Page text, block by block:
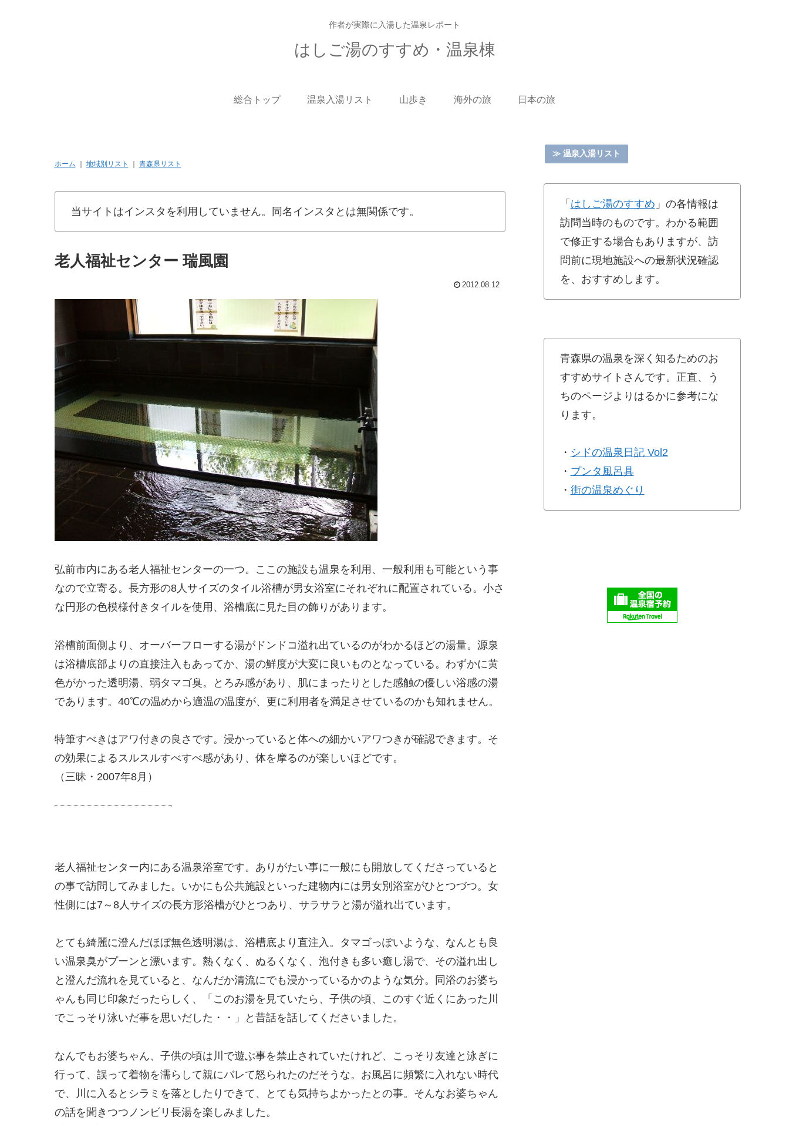
作者が実際に入湯した温泉レポート
はしご湯のすすめ・温泉棟
総合トップ 温泉入湯リスト 山歩き 海外の旅 日本の旅
ホーム 地域別リスト 青森県リスト
当サイトはインスタを利用していません。同名インスタとは無関係です。
老人福祉センター 瑞風園
2012.08.12
弘前市内にある老人福祉センターの一つ。ここの施設も温泉を利用、一般利用も可能という事
なので立寄る。長方形の8人サイズのタイル浴槽が男女浴室にそれぞれに配置されている。小さ
な円形の色模様付きタイルを使用、浴槽底に見た目の飾りがあります。
浴槽前面側より、オーバーフローする湯がドンドコ溢れ出ているのがわかるほどの湯量。源泉
は浴槽底部よりの直接注入もあってか、湯の鮮度が大変に良いものとなっている。わずかに黄
色がかった透明湯、弱タマゴ臭。とろみ感があり、肌にまったりとした感触の優しい浴感の湯
であります。40℃の温めから適温の温度が、更に利用者を満足させているのかも知れません。
特筆すべきはアワ付きの良さです。浸かっていると体への細かいアワつきが確認できます。そ
の効果によるスルスルすべすべ感があり、体を摩るのが楽しいほどです。
（三昧・2007年8月）
老人福祉センター内にある温泉浴室です。ありがたい事に一般にも開放してくださっていると
の事で訪問してみました。いかにも公共施設といった建物内には男女別浴室がひとつづつ。女
性側には7～8人サイズの長方形浴槽がひとつあり、サラサラと湯が溢れ出ています。
とても綺麗に澄んだほぼ無色透明湯は、浴槽底より直注入。タマゴっぽいような、なんとも良
い温泉臭がプーンと漂います。熱くなく、ぬるくなく、泡付きも多い癒し湯で、その溢れ出し
と澄んだ流れを見ていると、なんだか清流にでも浸かっているかのような気分。同浴のお婆ち
ゃんも同じ印象だったらしく、「このお湯を見ていたら、子供の頃、このすぐ近くにあった川
でこっそり泳いだ事を思いだした・・」と昔話を話してくださいました。
なんでもお婆ちゃん、子供の頃は川で遊ぶ事を禁止されていたけれど、こっそり友達と泳ぎに
行って、誤って着物を濡らして親にバレて怒られたのだそうな。お風呂に頻繁に入れない時代
で、川に入るとシラミを落としたりできて、とても気持ちよかったとの事。そんなお婆ちゃん
の話を聞きつつノンビリ長湯を楽しみました。
≫ 温泉入湯リスト
「 はしご湯のすすめ 」の各情報は
訪問当時のものです。わかる範囲
で修正する場合もありますが、訪
問前に現地施設への最新状況確認
を、おすすめします。
青森県の温泉を深く知るためのお
すすめサイトさんです。正直、う
ちのページよりはるかに参考にな
ります。
・ シドの温泉日記 Vol2
・ プンタ風呂具
・ 街の温泉めぐり